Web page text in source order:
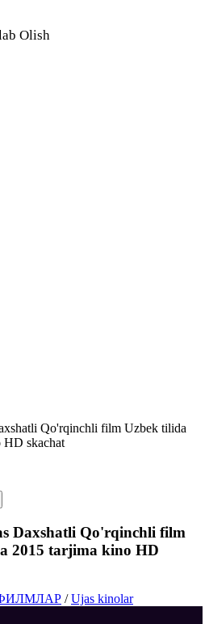
Olish
Daxshatli Qo'rqinchli film
2015 tarjima kino HD
/Ujas kinolar